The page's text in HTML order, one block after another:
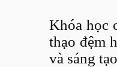
Khóa học
thạo đệm
và sáng